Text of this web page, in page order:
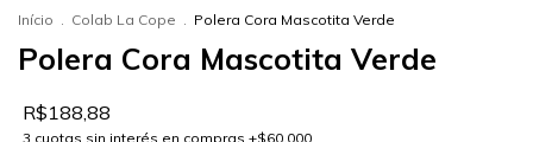
Início . Colab La Cope . Polera Cora Mascotita Verde
Polera Cora Mascotita Verde
R$188,88